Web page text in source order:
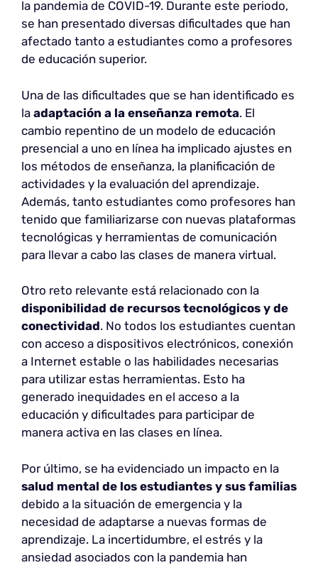
la pandemia de COVID-19. Durante este periodo,
se han presentado diversas dificultades que han
afectado tanto a estudiantes como a profesores
de educación superior.
Una de las dificultades que se han identificado es
la adaptación a la enseñanza remota. El
cambio repentino de un modelo de educación
presencial a uno en línea ha implicado ajustes en
los métodos de enseñanza, la planificación de
actividades y la evaluación del aprendizaje.
Además, tanto estudiantes como profesores han
tenido que familiarizarse con nuevas plataformas
tecnológicas y herramientas de comunicación
para llevar a cabo las clases de manera virtual.
Otro reto relevante está relacionado con la
disponibilidad de recursos tecnológicos y de
conectividad. No todos los estudiantes cuentan
con acceso a dispositivos electrónicos, conexión
a Internet estable o las habilidades necesarias
para utilizar estas herramientas. Esto ha
generado inequidades en el acceso a la
educación y dificultades para participar de
manera activa en las clases en línea.
Por último, se ha evidenciado un impacto en la
salud mental de los estudiantes y sus familias
debido a la situación de emergencia y la
necesidad de adaptarse a nuevas formas de
aprendizaje. La incertidumbre, el estrés y la
ansiedad asociados con la pandemia han